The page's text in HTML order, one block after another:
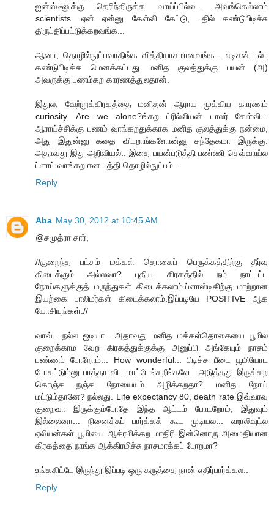
ஐன்ஸ்டீனுக்கு தெரிந்திருக்க வாய்ப்பில்ல... அவங்கெல்லாம்
scientists. ஏன் ஏன்னு கேள்வி கேட்டு, பதில் கண்டுபிடிச்சு
திருப்திப்பட்டுக்கறவங்க...
ஆனா, தொழில்நுட்பவாதிங்க வித்தியாசமானவங்க... எடிசன் பல்பு
கண்டுபிடிக்க மெனக்கட்டது மனித குலத்துக்கு பயன் (அ)
அவருக்கு பணம்கற காரணத்துலதான்.
இதுல, வேற்றுக்கிரகத்தை மனிதன் ஆராய முக்கிய காரணம்
curiosity. Are we alone?ங்கற ட்ரில்லியன் டாலர் கேள்வி...
ஆராய்ச்சிக்கு பணம் வாங்கறதுக்காக மனித குலத்துக்கு நன்மை,
அது இதுன்னு கதை விடறாங்களோன்னு சந்தேகமா இருக்கு.
அதாவது இது அறிவியல்.. இதை பயன்படுத்தி பண்ணி செவ்வாய்ல
ப்ளாட் வாங்கற ஈன புத்தி தொழில்நுட்பம்...
Reply
Aba May 30, 2012 at 10:45 AM
@சமுத்ரா சார்,
//குறைந்த பட்சம் மக்கள் தொகைப் பெருக்கத்திற்கு தீர்வு
கிடைக்கும் அல்லவா? புதிய கிரகத்தில் நம் நாட்பட்ட
நோய்களுக்குத் மருந்துகள் கிடைக்கலாம்.ப்ளாஸ்டிகிற்கு மாற்றான
இயற்கை பாலிமர்கள் கிடைக்கலாம்.இப்படியே POSITIVE ஆக
யோசியுங்கள்.//
வாவ்.. நல்ல ஐடியா.. அதாவது மனித மக்கள்தொகையை பூமில
குறைக்காம வேற கிரகத்துக்குக்கு அனுப்பி அங்கேயும் நாசம்
பண்ணப் போறோம்... How wonderful... பிடிச்ச பீடை பூமியோட
போகட்டும்னு பாத்தா விட மாட்டேங்கறீங்களே.. அடுத்தது இருக்கற
கொஞ்ச நஞ்ச நோயையும் அழிக்கறதா? மனித நோய்
மட்டும்தானே? நல்லது. Life expectancy 80, death rate இவ்வரவு
குறைவா இருக்கும்போதே இந்த ஆட்டம் போடறோம், இதுவும்
இல்லைனா... நினைச்சுப் பார்க்கக் கூட முடியல... ஹாலிவுட்ல
ஏலியன்கள் பூமியை ஆக்ரமிக்கற மாதிரி இன்னொரு அமைதியான
கிரகத்தை நாங்க ஆக்கிரமிச்சு நாசமாக்கப் போறமா?
உங்ககிட்டே இருந்து இப்படி ஒரு கருத்தை நான் எதிர்பார்க்கல..
Reply